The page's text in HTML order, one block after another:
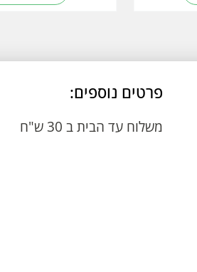
פרטים נוספים:
משלוח עד הבית ב 30 ש"ח